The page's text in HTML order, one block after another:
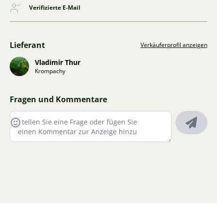
Verifizierte E-Mail
Lieferant Verkäuferprofil anzeigen
Vladimir Thur
Krompachy
Fragen und Kommentare